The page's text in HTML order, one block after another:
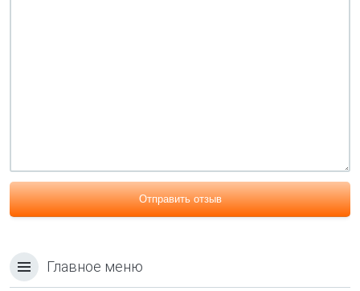
Отправить отзыв
Главное меню